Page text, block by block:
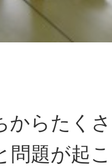
からたく
問題が起